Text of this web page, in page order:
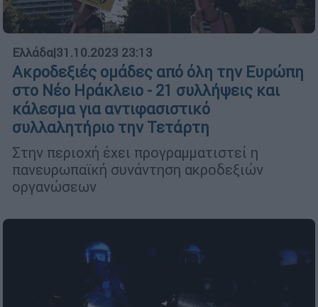
Ελλάδα|31.10.2023 23:13
Ακροδεξιές ομάδες από όλη την Ευρώπη
στο Νέο Ηράκλειο - 21 συλλήψεις και
κάλεσμα για αντιφασιστικό
συλλαλητήριο την Τετάρτη
Στην περιοχή έχει προγραμματιστεί η
πανευρωπαϊκή συνάντηση ακροδεξιών
οργανώσεων